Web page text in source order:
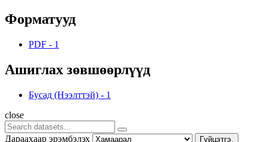
Форматууд
PDF - 1
Ашиглах зөвшөөрлүүд
Бусад (Нээлттэй) - 1
close
Дараахаар эрэмбэлэх Гүйцэтгэ.